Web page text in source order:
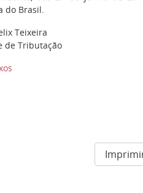
do Brasil.
Teixeira
de Tributação